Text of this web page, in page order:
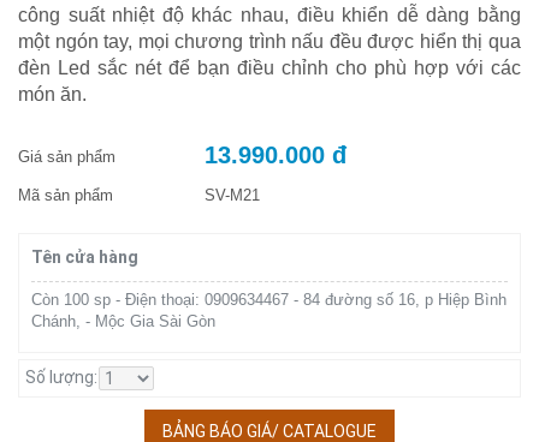
công suất nhiệt độ khác nhau, điều khiển dễ dàng bằng
một ngón tay, mọi chương trình nấu đều được hiển thị qua
đèn Led sắc nét để bạn điều chỉnh cho phù hợp với các
món ăn.
Giá sản phẩm 13.990.000 đ
Mã sản phẩm SV-M21
Tên cửa hàng
Còn 100 sp - Điện thoại: 0909634467 - 84 đường số 16, p Hiệp Bình
Chánh, - Mộc Gia Sài Gòn
Số lượng:
BẢNG BÁO GIÁ/ CATALOGUE